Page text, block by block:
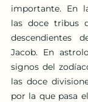
importante. En
las doce tribus
descendientes
Jacob. En
signos del
las doce
por la que pasa